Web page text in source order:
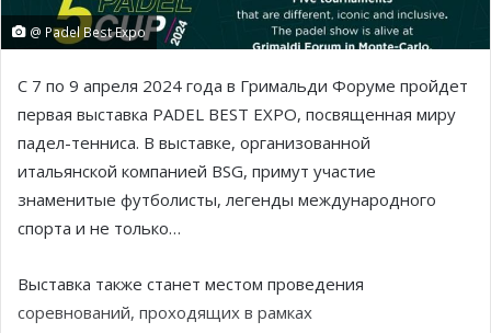
@ Padel Best Expo
С 7 по 9 апреля 2024 года в Гримальди Форуме пройдет
первая выставка PADEL BEST EXPO, посвященная миру
падел-тенниса. В выставке, организованной
итальянской компанией BSG, примут участие
знаменитые футболисты, легенды международного
спорта и не только…
Выставка также станет местом проведения
соревнований, проходящих в рамках